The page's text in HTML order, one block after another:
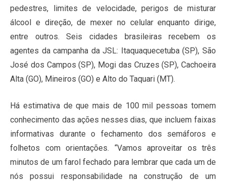
pedestres, limites de velocidade, perigos de misturar
álcool e direção, de mexer no celular enquanto dirige,
entre outros. Seis cidades brasileiras recebem os
agentes da campanha da JSL: Itaquaquecetuba (SP), São
José dos Campos (SP), Mogi das Cruzes (SP), Cachoeira
Alta (GO), Mineiros (GO) e Alto do Taquari (MT).
Há estimativa de que mais de 100 mil pessoas tomem
conhecimento das ações nesses dias, que incluem faixas
informativas durante o fechamento dos semáforos e
folhetos com orientações. “Vamos aproveitar os três
minutos de um farol fechado para lembrar que cada um de
nós possui responsabilidade na construção de um